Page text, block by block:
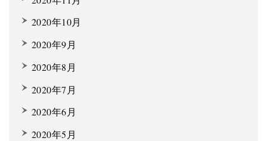
2020年10月
2020年9月
2020年8月
2020年7月
2020年6月
2020年5月